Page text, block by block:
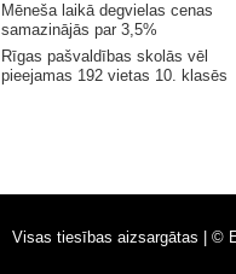
Mēneša laikā degvielas cenas
samazinājās par 3,5%
Rīgas pašvaldības skolās vēl
pieejamas 192 vietas 10. klasēs
Visas tiesības aizsargātas | ©